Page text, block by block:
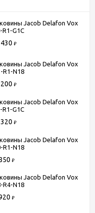
"плавное закрывание"
В, этаж 2,
после оформления
Jacob Delafon Vox
R1-G1C
₽
Jacob Delafon Vox
R1-N18
₽
Jacob Delafon Vox
R1-G1C
₽
Jacob Delafon Vox
R1-N18
₽
Jacob Delafon Vox
R4-N18
₽